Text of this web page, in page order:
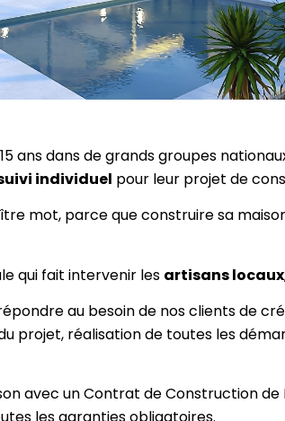
ans dans de grands groupes
individuel pour leur projet de
mot, parce que construire sa
qui fait intervenir les artisans locaux
au besoin de nos clients de
projet, réalisation de toutes les
avec un Contrat de Construction